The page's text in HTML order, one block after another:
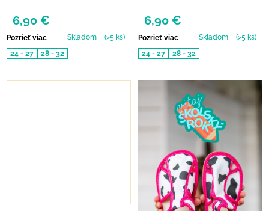
6,90 €
Pozrieť viac Skladom
(>5 ks)
24 - 27
28 - 32
6,90 €
Pozrieť viac Skladom
(>5 ks)
24 - 27
28 - 32